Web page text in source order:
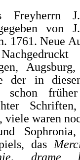
Freyherrn
1761. Neue
der in
schon
viele waren
das
drame